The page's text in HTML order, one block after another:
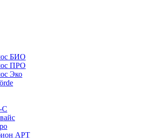
БИО
ПРО
Эко
С
АРТ